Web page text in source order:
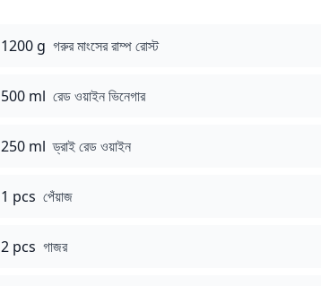
1200 g গরুর মাংসের রাম্প রোস্ট
500 ml রেড ওয়াইন ভিনেগার
250 ml ড্রাই রেড ওয়াইন
1 pcs পেঁয়াজ
2 pcs গাজর